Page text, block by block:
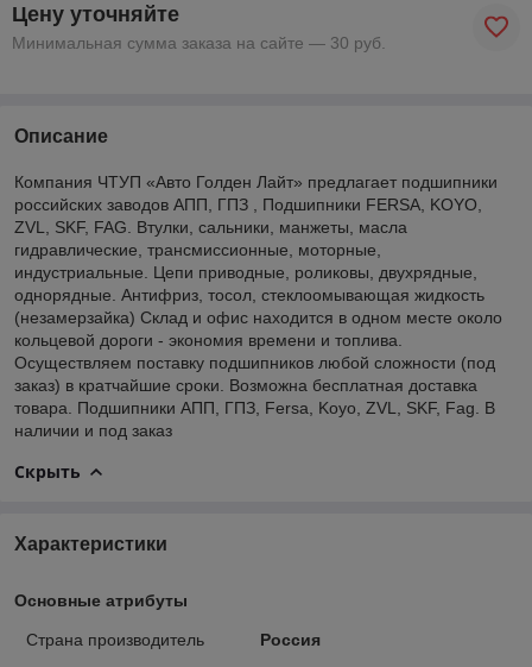
Цену уточняйте
Минимальная сумма заказа на сайте — 30 руб.
Описание
Компания ЧТУП «Авто Голден Лайт» предлагает подшипники
российских заводов АПП, ГПЗ , Подшипники FERSA, KOYO,
ZVL, SKF, FAG. Втулки, сальники, манжеты, масла
гидравлические, трансмиссионные, моторные,
индустриальные. Цепи приводные, роликовы, двухрядные,
однорядные. Антифриз, тосол, стеклоомывающая жидкость
(незамерзайка) Склад и офис находится в одном месте около
кольцевой дороги - экономия времени и топлива.
Осуществляем поставку подшипников любой сложности (под
заказ) в кратчайшие сроки. Возможна бесплатная доставка
товара. Подшипники АПП, ГПЗ, Fersa, Koyo, ZVL, SKF, Fag. В
наличии и под заказ
Скрыть
Характеристики
Основные атрибуты
Страна производитель Россия